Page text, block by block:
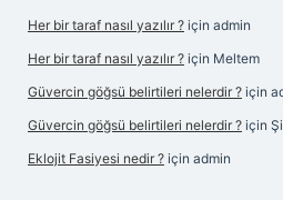
Her bir taraf nasıl yazılır ? için admin
Her bir taraf nasıl yazılır ? için Meltem
Güvercin göğsü belirtileri nelerdir ? için
Güvercin göğsü belirtileri nelerdir ? için
Eklojit Fasiyesi nedir ? için admin